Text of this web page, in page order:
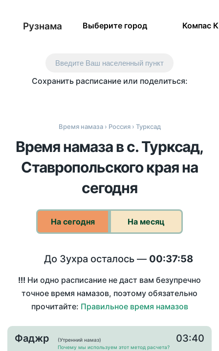
Рузнама Выберите город Компас
Введите Ваш населенный пункт
Сохранить расписание или поделиться:
Время намаза› Россия› Турксад
Время намаза в с. Турксад,
Ставропольского края на
сегодня
На сегодня На месяц
До Зухра осталось — 00:37:58
!!! Ни одно расписание не даст вам безупречно
точное время намазов, поэтому обязательно
прочитайте: Правильное время намазов
Фаджр
(Утренний намаз)
Почему мы используем этот метод расчета?
03:40